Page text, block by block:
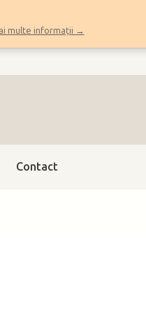
multe informații →
Contact